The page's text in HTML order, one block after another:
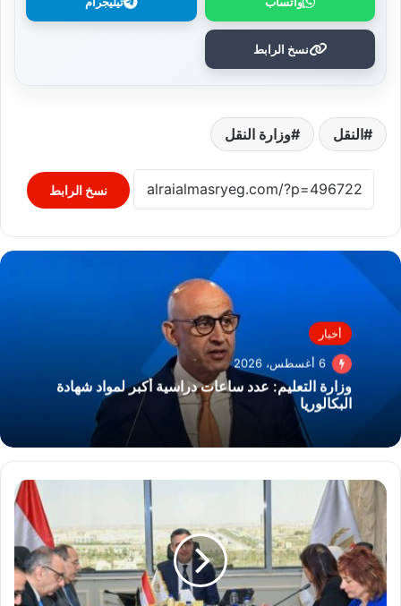
نسخ الرابط
النقل وزارة النقل
نسخ الرابط
أخبار
6 أغسطس، 2026
وزارة التعليم: عدد ساعات دراسية أكبر لمواد شهادة
البكالوريا
وزير
التموين
يعقد
اجتماعًا
مع
مسؤولي
برنامج